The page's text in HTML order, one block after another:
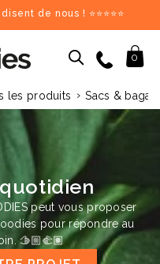
de nous ! ⭐⭐⭐⭐⭐
Panier
0
tout
tour de cou parapluie
♻️
les produits › Sacs &
peut vous proposer
pour répondre au
🫱🏼‍🫲🏽